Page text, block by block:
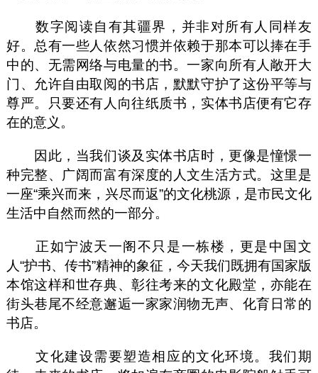
数字阅读自有其疆界，并非对所有人同样友
好。总有一些人依然习惯并依赖于那本可以捧在手
中的、无需网络与电量的书。一家向所有人敞开大
门、允许自由取阅的书店，默默守护了这份平等与
尊严。只要还有人向往纸质书，实体书店便有它存
在的意义。
因此，当我们谈及实体书店时，更像是憧憬一
种完整、广阔而富有深度的人文生活方式。这里是
一座“乘兴而来，兴尽而返”的文化桃源，是市民文化
生活中自然而然的一部分。
正如宁波天一阁不只是一栋楼，更是中国文
人“护书、传书”精神的象征，今天我们既拥有国家版
本馆这样和世存典、彰往考来的文化殿堂，亦能在
街头巷尾不经意邂逅一家家润物无声、化育日常的
书店。
文化建设需要塑造相应的文化环境。我们期